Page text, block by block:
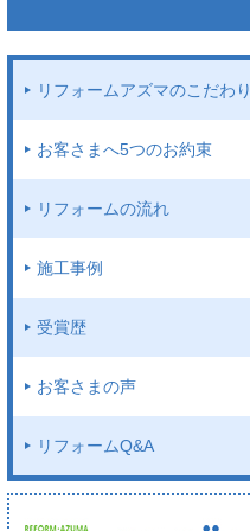
リフォームアズマのこだわり
お客さまへ5つのお約束
リフォームの流れ
施工事例
受賞歴
お客さまの声
リフォームQ&A